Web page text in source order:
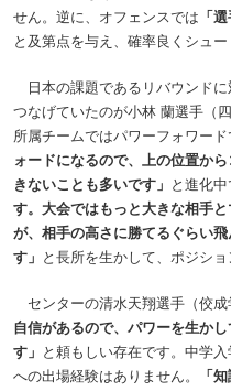
せん。逆に、オフェンスでは 「
と及第点を与え、確率良くシュ
日本の課題であるリバウンド
つなげていたのが小林 蘭選手（
所属チームではパワーフォワード
ォードになるので、上の位置か
きないことも多いです」 と進化中
す。大会ではもっと大きな相手
が、相手の高さに勝てるぐらい
す」 と長所を生かして、ポジシ
センターの清水天翔選手（佼成
自信があるので、パワーを生か
す」 と頼もしい存在です。中学
への出場経験はありません。
「